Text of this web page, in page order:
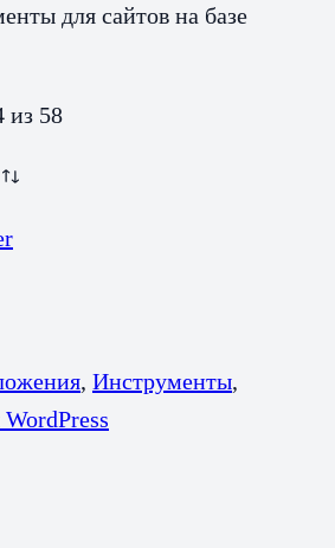
для сайтов на базе
из 58
, Инструменты,